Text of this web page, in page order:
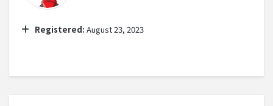
Registered: August 23, 2023